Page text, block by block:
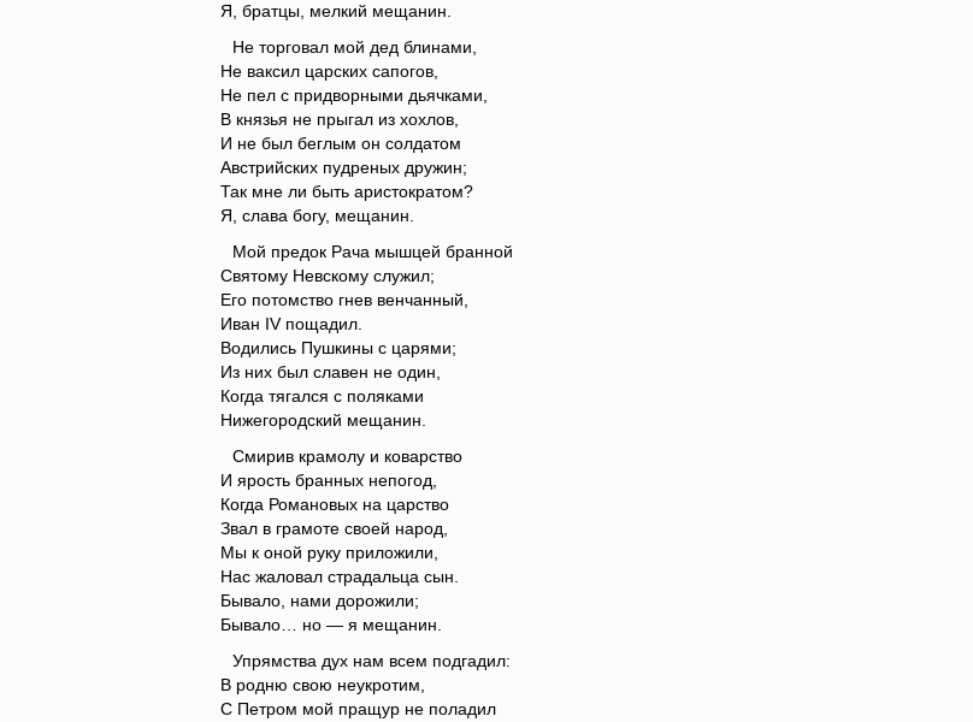
Я, братцы, мелкий мещанин.
Не торговал мой дед блинами,
Не ваксил царских сапогов,
Не пел с придворными дьячками,
В князья не прыгал из хохлов,
И не был беглым он солдатом
Австрийских пудреных дружин;
Так мне ли быть аристократом?
Я, слава богу, мещанин.
Мой предок Рача мышцей бранной
Святому Невскому служил;
Его потомство гнев венчанный,
Иван IV пощадил.
Водились Пушкины с царями;
Из них был славен не один,
Когда тягался с поляками
Нижегородский мещанин.
Смирив крамолу и коварство
И ярость бранных непогод,
Когда Романовых на царство
Звал в грамоте своей народ,
Мы к оной руку приложили,
Нас жаловал страдальца сын.
Бывало, нами дорожили;
Бывало… но — я мещанин.
Упрямства дух нам всем подгадил:
В родню свою неукротим,
С Петром мой пращур не поладил